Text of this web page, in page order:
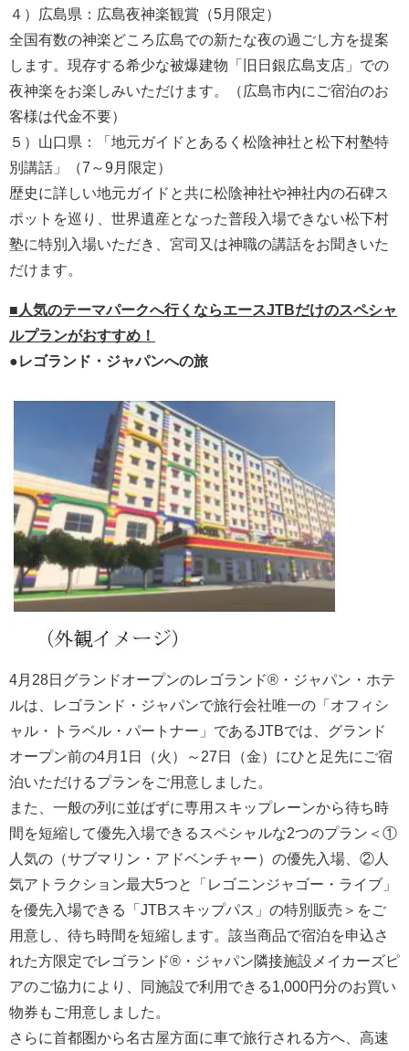
４）広島県：広島夜神楽観賞（5月限定）
全国有数の神楽どころ広島での新たな夜の過ごし方を提案
します。現存する希少な被爆建物「旧日銀広島支店」での
夜神楽をお楽しみいただけます。（広島市内にご宿泊のお
客様は代金不要）
５）山口県：「地元ガイドとあるく松陰神社と松下村塾特
別講話」（7～9月限定）
歴史に詳しい地元ガイドと共に松陰神社や神社内の石碑ス
ポットを巡り、世界遺産となった普段入場できない松下村
塾に特別入場いただき、宮司又は神職の講話をお聞きいた
だけます。
■人気のテーマパークへ行くならエースJTBだけのスペシャ
ルプランがおすすめ！
●レゴランド・ジャパンへの旅
4月28日グランドオープンのレゴランド®・ジャパン・ホテ
ルは、レゴランド・ジャパンで旅行会社唯一の「オフィシ
ャル・トラベル・パートナー」であるJTBでは、グランド
オープン前の4月1日（火）～27日（金）にひと足先にご宿
泊いただけるプランをご用意しました。
また、一般の列に並ばずに専用スキップレーンから待ち時
間を短縮して優先入場できるスペシャルな2つのプラン＜①
人気の（サブマリン・アドベンチャー）の優先入場、②人
気アトラクション最大5つと「レゴニンジャゴー・ライブ」
を優先入場できる「JTBスキップパス」の特別販売＞をご
用意し、待ち時間を短縮します。該当商品で宿泊を申込さ
れた方限定でレゴランド®・ジャパン隣接施設メイカーズピ
アのご協力により、同施設で利用できる1,000円分のお買い
物券もご用意しました。
さらに首都圏から名古屋方面に車で旅行される方へ、高速